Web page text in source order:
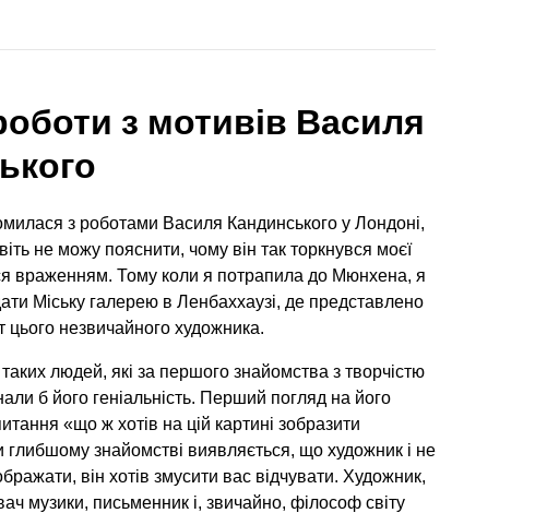
з мотивів Василя
з роботами Василя Кандинського у Лондоні,
не можу пояснити, чому він так торкнувся моєї
враженням. Тому коли я потрапила до Мюнхена, я
Міську галерею в Ленбаххаузі, де представлено
цього незвичайного художника.
людей, які за першого знайомства з творчістю
б його геніальність. Перший погляд на його
«що ж хотів на цій картині зобразити
знайомстві виявляється, що художник і не
він хотів змусити вас відчувати. Художник,
музики, письменник і, звичайно, філософ світу